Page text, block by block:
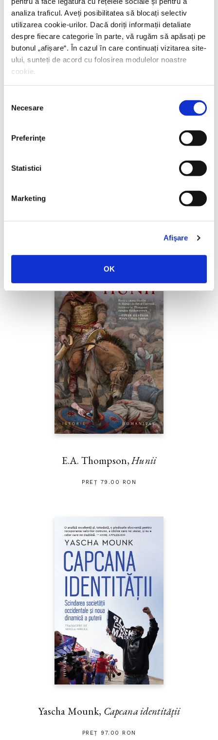
analiza traficul. Aveți posibilitatea să blocați selectiv
utilizarea cookie-urilor. Dacă doriți informații detaliate
despre fiecare categorie în parte, vă rugăm să apăsați pe
butonul „afișare“. În cazul în care continuați vizitarea site-
ului, sunteți de acord cu folosirea modulelor noastre
cookie.
consimțământului
Necesare
Preferinţe
Statistici
Marketing
Afişare
OK
Lumea noastră orwelliană
E.A. Thompson,Hunii
PREȚ 79.00 RON
Yascha Mounk, Capcana identității
PREȚ 97.00 RON